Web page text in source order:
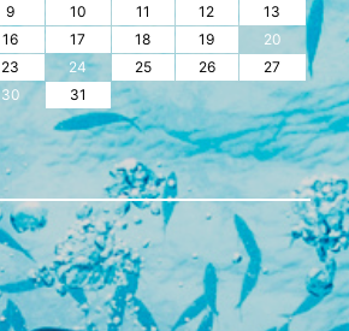
9 10 11 12
13
16 17 18 19
20
23 24 25 26
27
30 31